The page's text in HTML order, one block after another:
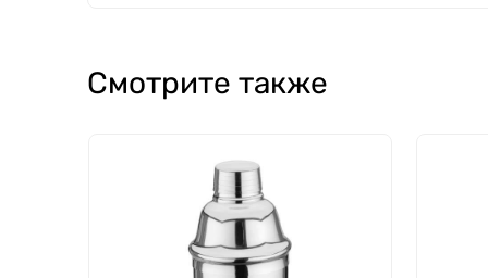
Смотрите также